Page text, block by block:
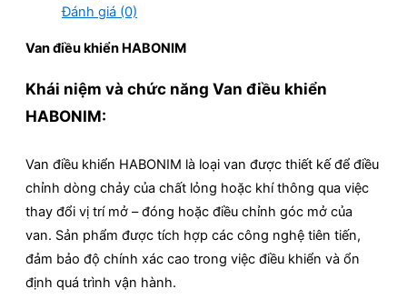
Đánh giá (0)
Van điều khiển HABONIM
Khái niệm và chức năng Van điều khiển
HABONIM:
Van điều khiển HABONIM là loại van được thiết kế để điều
chỉnh dòng chảy của chất lỏng hoặc khí thông qua việc
thay đổi vị trí mở – đóng hoặc điều chỉnh góc mở của
van. Sản phẩm được tích hợp các công nghệ tiên tiến,
đảm bảo độ chính xác cao trong việc điều khiển và ổn
định quá trình vận hành.